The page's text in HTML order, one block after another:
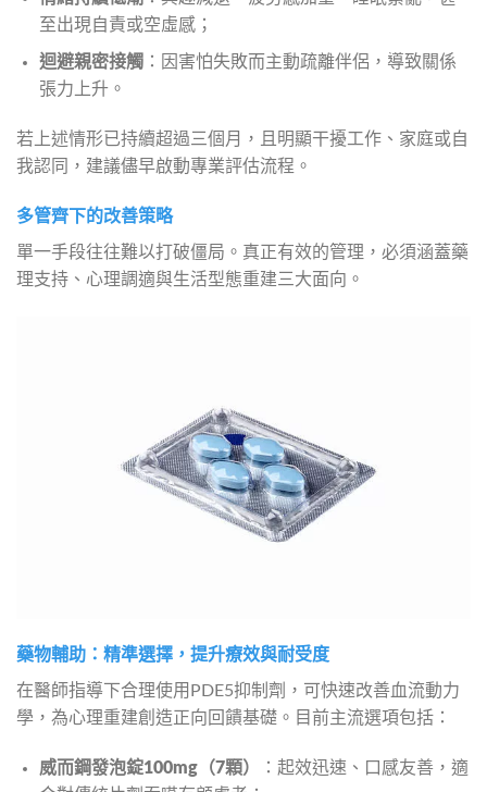
至出現自責或空虛感；
迴避親密接觸：因害怕失敗而主動疏離伴侶，導致關係
張力上升。
若上述情形已持續超過三個月，且明顯干擾工作、家庭或自
我認同，建議儘早啟動專業評估流程。
多管齊下的改善策略
單一手段往往難以打破僵局。真正有效的管理，必須涵蓋藥
理支持、心理調適與生活型態重建三大面向。
藥物輔助：精準選擇，提升療效與耐受度
在醫師指導下合理使用PDE5抑制劑，可快速改善血流動力
學，為心理重建創造正向回饋基礎。目前主流選項包括：
威而鋼發泡錠100mg（7顆）
：起效迅速、口感友善，適